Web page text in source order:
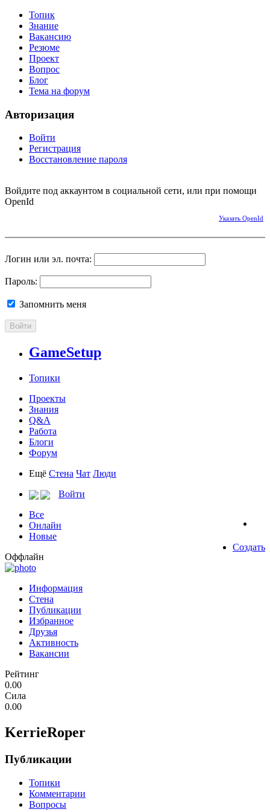
Топик
Знание
Вакансию
Резюме
Проект
Вопрос
Блог
Тема на форум
Авторизация
Войти
Регистрация
Восстановление пароля
Войдите под аккаунтом в социальной сети, или при помощи
OpenId
Указать OpenId
Логин или эл. почта:
Пароль:
Запомнить меня
Войти
GameSetup
Топики
Проекты
Знания
Q&A
Работа
Блоги
Форум
Ещё Стена Чат Люди
Войти
Все
Онлайн
Новые
Создать
Оффлайн
Информация
Стена
Публикации
Избранное
Друзья
Активность
Вакансии
Рейтинг
0.00
Сила
0.00
KerrieRoper
Публикации
Топики
Комментарии
Вопросы